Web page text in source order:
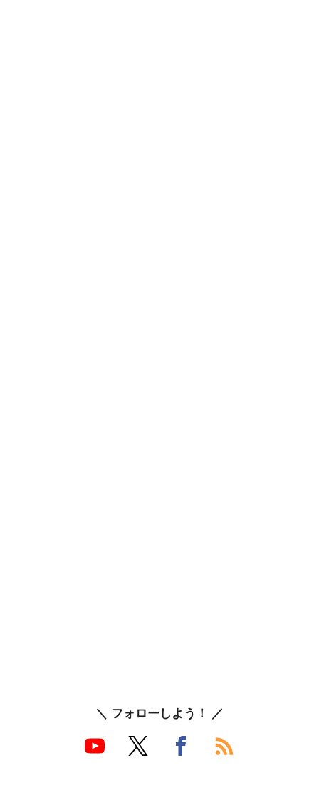
＼ フォローしよう！ ／